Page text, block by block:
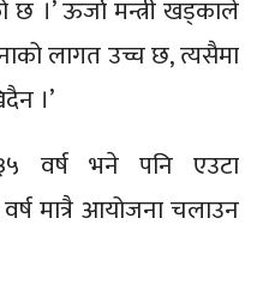
।’ ऊर्जा मन्त्री खड्काले
लागत उच्च छ, त्यसैमा
।’
वर्ष भने पनि एउटा
मात्रै आयोजना चलाउन